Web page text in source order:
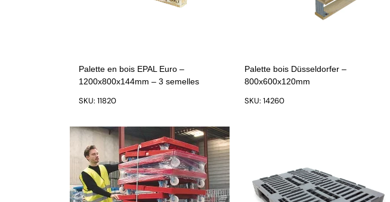
Palette en bois EPAL Euro –
1200x800x144mm – 3 semelles
SKU: 11820
Palette bois Düsseldorfer –
800x600x120mm
SKU: 14260